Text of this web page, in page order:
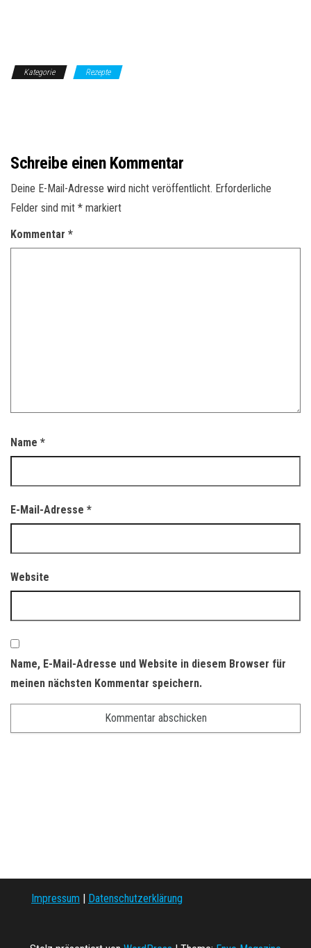
Kategorie Rezepte
Schreibe einen Kommentar
Deine E-Mail-Adresse wird nicht veröffentlicht. Erforderliche
Felder sind mit * markiert
Kommentar *
Name *
E-Mail-Adresse *
Website
Name, E-Mail-Adresse und Website in diesem Browser für
meinen nächsten Kommentar speichern.
Impressum Datenschutzerklärung